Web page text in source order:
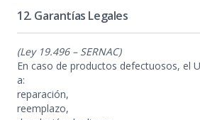
12. Garantías Legales
(Ley 19.496 – SERNAC)
En caso de productos defectuosos, el
a:
reparación,
reemplazo,